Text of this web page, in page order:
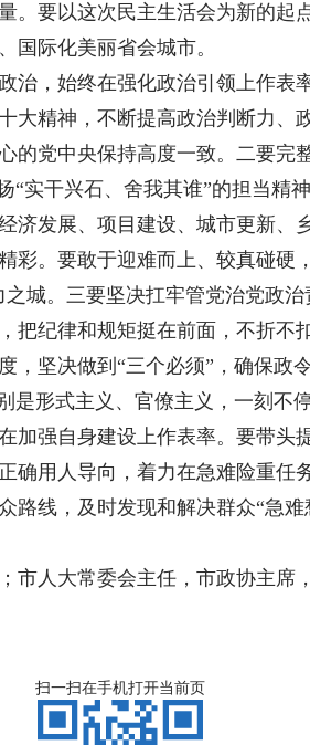
。要以这次民主生活会为新的起
国际化美丽省会城市。
治，始终在强化政治引领上作表
大精神，不断提高政治判断力、
的党中央保持高度一致。二要完
“实干兴石、舍我其谁”的担当精
济发展、项目建设、城市更新、
彩。要敢于迎难而上、较真碰硬
城。三要坚决扛牢管党治党政治
把纪律和规矩挺在前面，不折不
，坚决做到“三个必须”，确保政
是形式主义、官僚主义，一刻不
加强自身建设上作表率。要带头
用人导向，着力在急难险重任
路线，及时发现和解决群众“急
市人大常委会主任，市政协主席
扫一扫在手机打开当前页